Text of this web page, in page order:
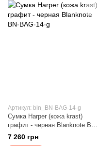
Артикул: bln_BN-BAG-14-g
Сумка Harper (кожа krast)
графит - черная Blanknote BN-
BAG-14-g
7 260 грн